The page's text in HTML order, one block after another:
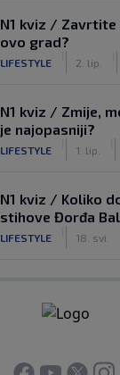
N1 kviz /
ovo grad?
LIFESTYLE 2. lip.
N1 kviz / Zmije,
je najopasniji?
LIFESTYLE 1. lip.
N1 kviz / Koliko
stihove Đorđa
LIFESTYLE 18. svi.